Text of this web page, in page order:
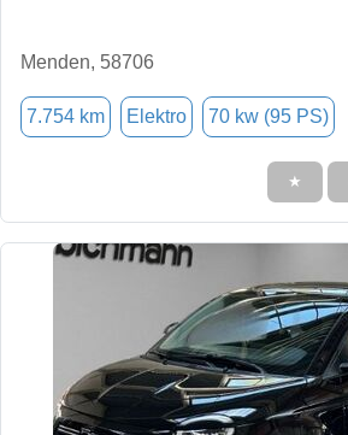
Menden, 58706
7.754 km Elektro 70 kw (95 PS)
★